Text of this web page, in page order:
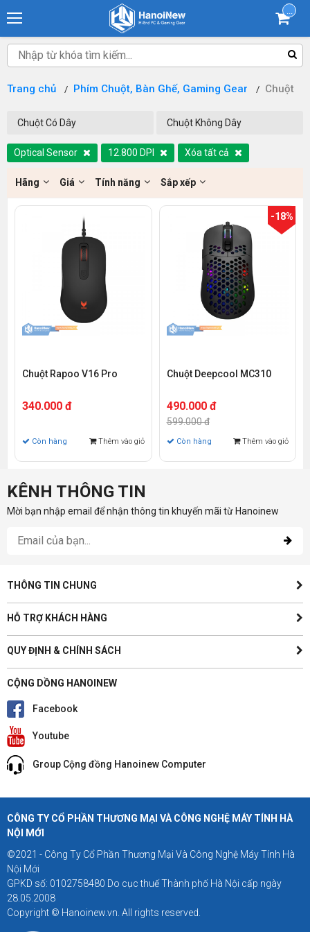
Trang chủ Phím Chuột, Bàn Ghế, Gaming Gear Chuột
Chuột Có Dây Chuột Không Dây
Optical Sensor 12.800 DPI Xóa tất cả
Hãng Giá Tính năng Sắp xếp
Chuột Rapoo V16 Pro
340.000 đ
Còn hàng Thêm vào giỏ
-18%
Chuột Deepcool MC310
490.000 đ
599.000 đ
Còn hàng Thêm vào giỏ
KÊNH THÔNG TIN
Mời bạn nhập email để nhận thông tin khuyến mãi từ Hanoinew
THÔNG TIN CHUNG
HỖ TRỢ KHÁCH HÀNG
QUY ĐỊNH & CHÍNH SÁCH
CỘNG DỒNG HANOINEW
Facebook
Youtube
Group Cộng đồng Hanoinew Computer
CÔNG TY CỔ PHẦN THƯƠNG MẠI VÀ CÔNG NGHỆ MÁY TÍNH HÀ
NỘI MỚI
©2021 - Công Ty Cổ Phần Thương Mại Và Công Nghệ Máy Tính Hà
Nội Mới
GPKD số: 0102758480 Do cục thuế Thành phố Hà Nội cấp ngày
28.05.2008
Copyright © Hanoinew.vn. All rights reserved.